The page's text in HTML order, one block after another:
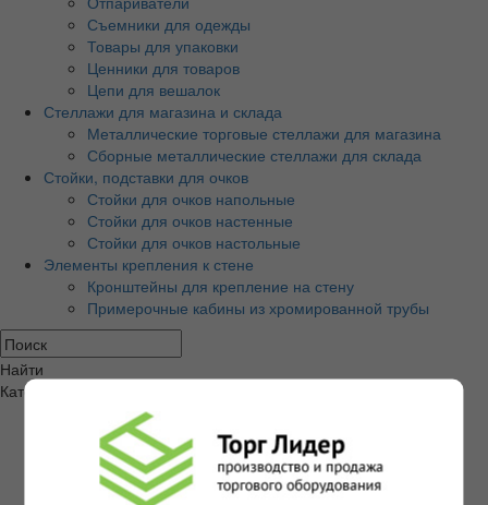
Съемники для одежды
Товары для упаковки
Ценники для товаров
Цепи для вешалок
Стеллажи для магазина и склада
Металлические торговые стеллажи для магазина
Сборные металлические стеллажи для склада
Стойки, подставки для очков
Стойки для очков напольные
Стойки для очков настенные
Стойки для очков настольные
Элементы крепления к стене
Кронштейны для крепление на стену
Примерочные кабины из хромированной трубы
Найти
Категории товаров
Экономпанели и аксессуары